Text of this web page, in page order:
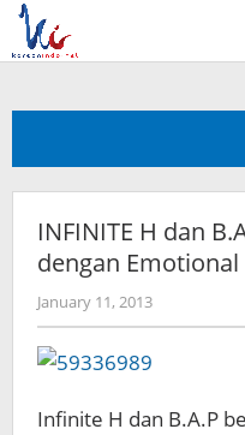
Skip
content
INFINITE H dan
dengan Emotional
January 11, 2013by
Koreanindo
Infinite H dan B.A.P